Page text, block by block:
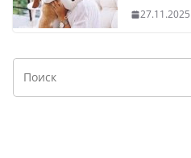
27.11.2025